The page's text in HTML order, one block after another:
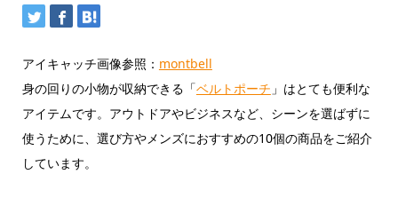
アイキャッチ画像参照： montbell
身の回りの小物が収納できる「ベルトポーチ 」はとても便利な
アイテムです。アウトドアやビジネスなど、シーンを選ばずに
使うために、選び方やメンズにおすすめの10個の商品をご紹介
しています。